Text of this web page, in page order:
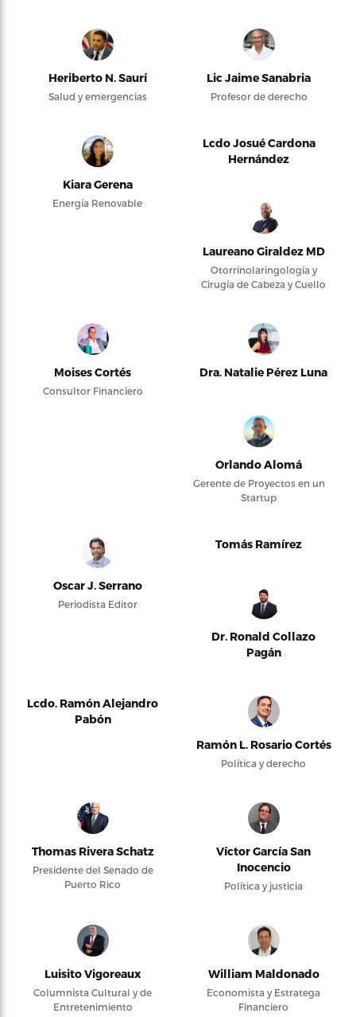
Heriberto N. Saurí
Salud y emergencias
Lic Jaime Sanabria
Profesor de derecho
Kiara Gerena
Energía Renovable
Lcdo Josué Cardona
Hernández
Laureano Giraldez MD
Otorrinolaringología y
Cirugía de Cabeza y Cuello
Moises Cortés
Consultor Financiero
Dra. Natalie Pérez Luna
Orlando Alomá
Gerente de Proyectos en un
Startup
Oscar J. Serrano
Periodista Editor
Tomás Ramírez
Dr. Ronald Collazo
Pagán
Lcdo. Ramón Alejandro
Pabón
Ramón L. Rosario Cortés
Política y derecho
Thomas Rivera Schatz
Presidente del Senado de
Puerto Rico
Víctor García San
Inocencio
Política y justicia
Luisito Vigoreaux
Columnista Cultural y de
Entretenimiento
William Maldonado
Economista y Estratega
Financiero